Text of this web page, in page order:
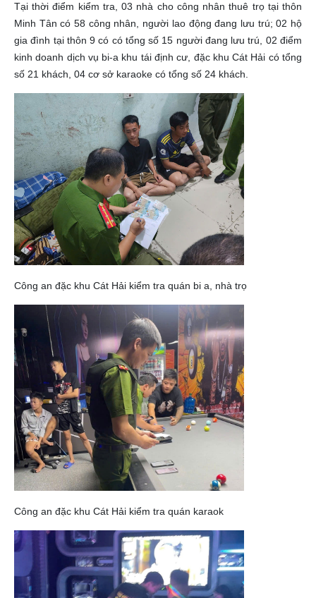
Tại thời điểm kiểm tra, 03 nhà cho công nhân thuê trọ tại thôn
Minh Tân có 58 công nhân, người lao động đang lưu trú; 02 hộ
gia đình tại thôn 9 có có tổng số 15 người đang lưu trú, 02 điểm
kinh doanh dịch vụ bi-a khu tái định cư, đặc khu Cát Hải có tổng
số 21 khách, 04 cơ sở karaoke có tổng số 24 khách.
Công an đặc khu Cát Hải kiểm tra quán bi a, nhà trọ
Công an đặc khu Cát Hải kiểm tra quán karaok